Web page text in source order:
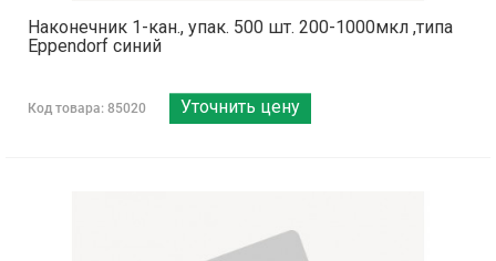
Наконечник 1-кан., упак. 500 шт. 200-1000мкл ,типа
Eppendorf синий
Код товара: 85020 Уточнить цену